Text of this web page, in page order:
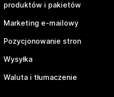
produktów i pakietów
Marketing e-mailowy
Pozycjonowanie stron
Wysyłka
Waluta i tłumaczenie